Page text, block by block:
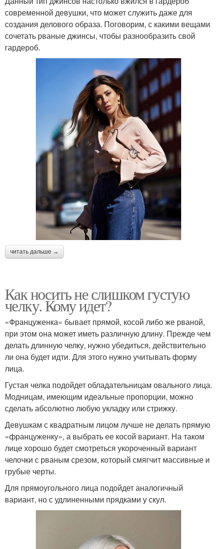
современной девушки, что может служить даже для
создания делового образа. Поговорим, с какими вещами
сочетать рваные джинсы, чтобы разнообразить свой
гардероб.
читать дальше →
Как носить не слишком густую
челку. Кому идет?
«Француженка» бывает прямой, косой либо же рваной,
при этом она может иметь различную длину. Прежде чем
делать длинную челку, нужно убедиться, действительно
ли она будет идти. Для этого нужно учитывать форму
лица.
Густая челка подойдет обладательницам овального лица.
Модницам, имеющим идеальные пропорции, можно
сделать абсолютно любую укладку или стрижку.
Девушкам с квадратным лицом лучше не делать прямую
«француженку», а выбрать ее косой вариант. На таком
лице хорошо будет смотреться укороченный вариант
челочки с рваным срезом, который смягчит массивные и
грубые черты.
Для прямоугольного лица подойдет аналогичный
вариант, но с удлиненными прядками у скул.